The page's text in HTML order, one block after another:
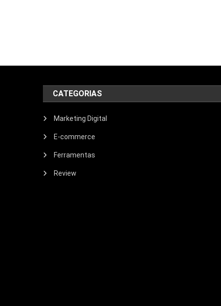
CATEGORIAS
Marketing Digital
E-commerce
Ferramentas
Review